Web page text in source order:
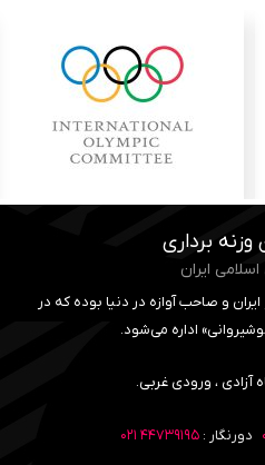
وزنه برداری
ایران
و صاحب آوازه در دنیا بوده که در
اداره می‌شود.
آزادی ، ورودی غربی.
دورنگار :۴۴۷۳۹۱۹۵ ۰۲۱